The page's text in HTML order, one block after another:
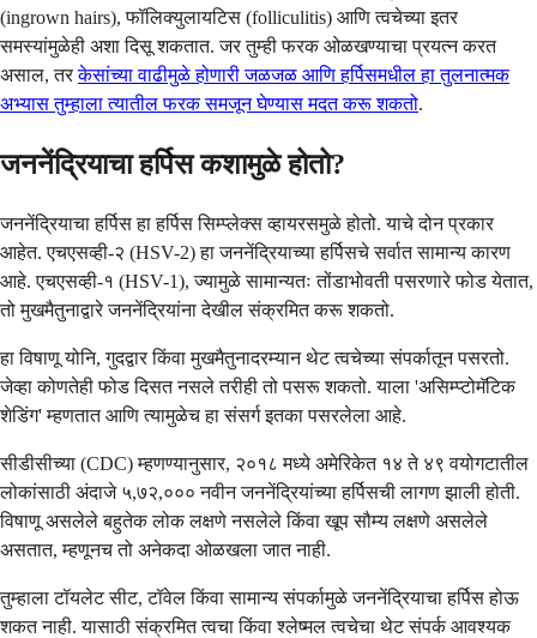
(ingrown hairs), फॉलिक्युलायटिस (folliculitis) आणि त्वचेच्या इतर
समस्यांमुळेही अशा दिसू शकतात. जर तुम्ही फरक ओळखण्याचा प्रयत्न करत
असाल, तरकेसांच्या वाढीमुळे होणारी जळजळ आणि हर्पिसमधील हा तुलनात्मक
अभ्यास तुम्हाला त्यातील फरक समजून घेण्यास मदत करू शकतो.
जननेंद्रियाचा हर्पिस कशामुळे होतो?
जननेंद्रियाचा हर्पिस हा हर्पिस सिम्प्लेक्स व्हायरसमुळे होतो. याचे दोन प्रकार
आहेत. एचएसव्ही-२ (HSV-2) हा जननेंद्रियाच्या हर्पिसचे सर्वात सामान्य कारण
आहे. एचएसव्ही-१ (HSV-1), ज्यामुळे सामान्यतः तोंडाभोवती पसरणारे फोड येतात,
तो मुखमैतुनाद्वारे जननेंद्रियांना देखील संक्रमित करू शकतो.
हा विषाणू योनि, गुदद्वार किंवा मुखमैतुनादरम्यान थेट त्वचेच्या संपर्कातून पसरतो.
जेव्हा कोणतेही फोड दिसत नसले तरीही तो पसरू शकतो. याला 'असिम्प्टोमॅटिक
शेडिंग' म्हणतात आणि त्यामुळेच हा संसर्ग इतका पसरलेला आहे.
सीडीसीच्या (CDC) म्हणण्यानुसार, २०१८ मध्ये अमेरिकेत १४ ते ४९ वयोगटातील
लोकांसाठी अंदाजे ५,७२,००० नवीन जननेंद्रियांच्या हर्पिसची लागण झाली होती.
विषाणू असलेले बहुतेक लोक लक्षणे नसलेले किंवा खूप सौम्य लक्षणे असलेले
असतात, म्हणूनच तो अनेकदा ओळखला जात नाही.
तुम्हाला टॉयलेट सीट, टॉवेल किंवा सामान्य संपर्कामुळे जननेंद्रियाचा हर्पिस होऊ
शकत नाही. यासाठी संक्रमित त्वचा किंवा श्लेष्मल त्वचेचा थेट संपर्क आवश्यक